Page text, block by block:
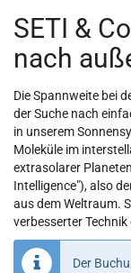
SETI &
nach
Die Spannweite bei
der Suche nach
in unserem
Moleküle im
extrasolarer
Intelligence"), also
aus dem Weltraum.
verbesserter
Der